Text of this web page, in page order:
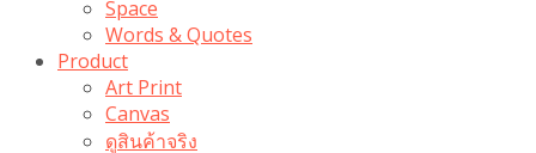
Space
Words & Quotes
Product
Art Print
Canvas
ดูสินค้าจริง